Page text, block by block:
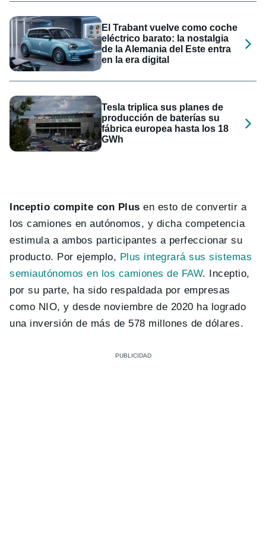
El Trabant vuelve como coche
eléctrico barato: la nostalgia
de la Alemania del Este entra
en la era digital
Tesla triplica sus planes de
producción de baterías su
fábrica europea hasta los 18
GWh
Inceptio compite con Plus en esto de convertir a
los camiones en autónomos, y dicha competencia
estimula a ambos participantes a perfeccionar su
producto. Por ejemplo, Plus integrará sus sistemas
semiautónomos en los camiones de FAW. Inceptio,
por su parte, ha sido respaldada por empresas
como NIO, y desde noviembre de 2020 ha logrado
una inversión de más de 578 millones de dólares.